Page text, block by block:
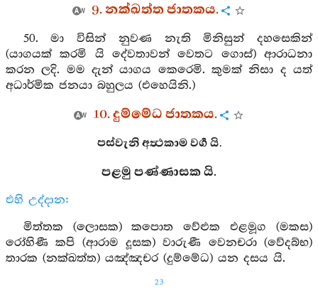
9. නක්ඛත්ත ජාතකය.
50. මා විසින් නුවණ නැති මිනිසුන් දහසෙකින්
(යාගයක් කරමි යි දේවතාවන් වෙතට ගොස්) ආරාධනා
කරන ලදි. මම දැන් යාගය කෙරෙමි. කුමක් නිසා ද යත්
අධාර්මික ජනයා බහුලය (එහෙයිනි.)
10. දුම්මේධ ජාතකය.
පස්වැනි අත්‍ථකාම වර්‍ග යි.
පළමු පණ්ණාසක යි.
එහි උද්දාන:
මිත්තක (ලොසක) කපොත වේළුක එළමූග (මකස)
රෝහිණී කපි (ආරාම දූසක) වාරුණී වෙනචරා (වේදබ්භ)
තාරක (නක්ඛත්ත) යඤ්ඤචර (දුම්මේධ) යන දසය යි.
23